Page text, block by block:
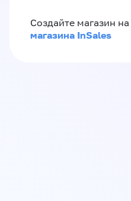
Создайте магазин на
магазина InSales